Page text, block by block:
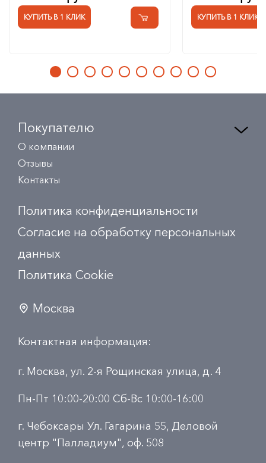
КУПИТЬ В 1 КЛИК КУПИТЬ В 1 КЛИК
Покупателю
О компании
Отзывы
Контакты
Политика конфиденциальности
Согласие на обработку персональных
данных
Политика Сookie
Москва
Контактная информация:
г. Москва, ул. 2-я Рощинская улица, д. 4
Пн-Пт 10:00-20:00 Сб-Вс 10:00-16:00
г. Чебоксары Ул. Гагарина 55, Деловой
центр "Палладиум", оф. 508